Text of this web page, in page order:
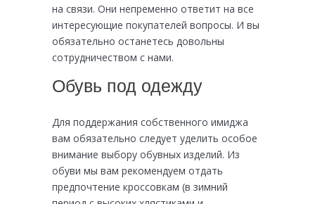
на связи. Они непременно ответит на все
интересующие покупателей вопросы. И вы
обязательно останетесь довольны
сотрудничеством с нами.
Обувь под одежду
Для поддержания собственного имиджа
вам обязательно следует уделить особое
внимание выбору обувных изделий. Из
обуви мы вам рекомендуем отдать
предпочтение кроссовкам (в зимний